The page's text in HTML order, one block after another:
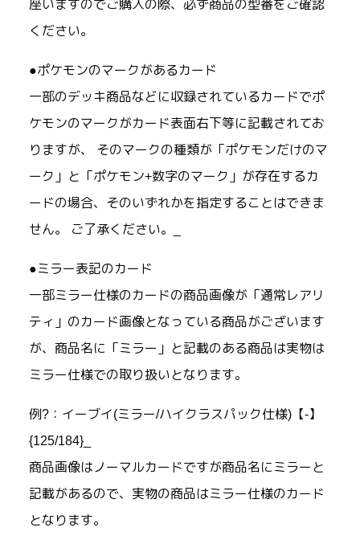
座いますのでご購入の際、必ず商品の型番をご確認
ください。
●ポケモンのマークがあるカード
一部のデッキ商品などに収録されているカードでポ
ケモンのマークがカード表面右下等に記載されてお
りますが、 そのマークの種類が「ポケモンだけのマ
ーク」と「ポケモン+数字のマーク」が存在するカ
ードの場合、そのいずれかを指定することはできま
せん。 ご了承ください。_
●ミラー表記のカード
一部ミラー仕様のカードの商品画像が「通常レアリ
ティ」のカード画像となっている商品がございます
が、商品名に「ミラー」と記載のある商品は実物は
ミラー仕様での取り扱いとなります。
例?：イーブイ(ミラー/ハイクラスパック仕様)【-】
{125/184}_
商品画像はノーマルカードですが商品名にミラーと
記載があるので、実物の商品はミラー仕様のカード
となります。